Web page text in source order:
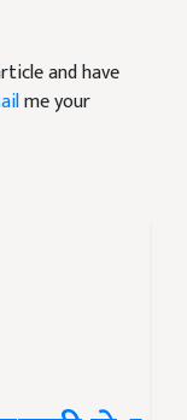
and have
me your